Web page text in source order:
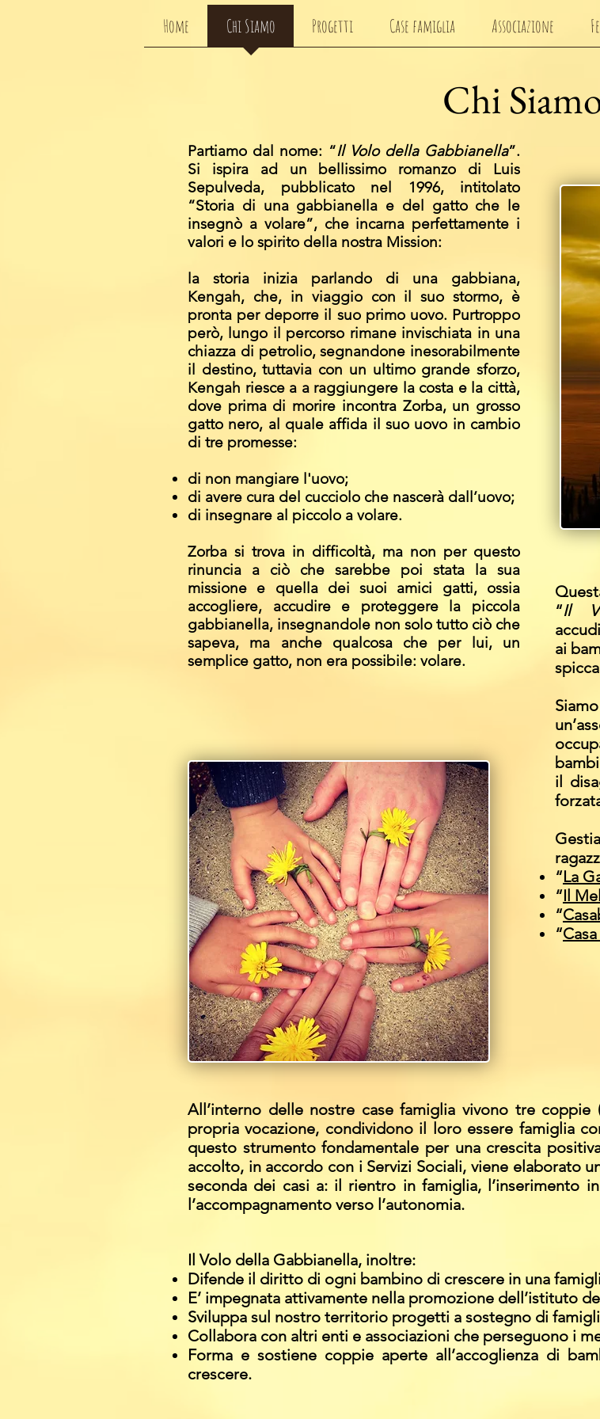
Home Chi Siamo Progetti Case famiglia Associazione
Chi
Partiamo dal nome: “Il Volo della Gabbianella”.
Si ispira ad un bellissimo romanzo di Luis
Sepulveda, pubblicato nel 1996, intitolato
“Storia di una gabbianella e del gatto che le
insegnò a volare”, che incarna perfettamente i
valori e lo spirito della nostra Mission:
la storia inizia parlando di una gabbiana,
Kengah, che, in viaggio con il suo stormo, è
pronta per deporre il suo primo uovo. Purtroppo
però, lungo il percorso rimane invischiata in una
chiazza di petrolio, segnandone inesorabilmente
il destino, tuttavia con un ultimo grande sforzo,
Kengah riesce a a raggiungere la costa e la città,
dove prima di morire incontra Zorba, un grosso
gatto nero, al quale affida il suo uovo in cambio
di tre promesse:
di non mangiare l'uovo;
di avere cura del cucciolo che nascerà dall’uovo;
di insegnare al piccolo a volare.
Zorba si trova in difficoltà, ma non per questo
rinuncia a ciò che sarebbe poi stata la sua
missione e quella dei suoi amici gatti, ossia
accogliere, accudire e proteggere la piccola
gabbianella, insegnandole non solo tutto ciò che
sapeva, ma anche qualcosa che per lui, un
semplice gatto, non era possibile: volare.
“Il
ai
il
“La
“Il
“
“
All’interno delle nostre case famiglia vivono tre
propria vocazione, condividono il loro essere famiglia
questo strumento fondamentale per una crescita
accolto, in accordo con i Servizi Sociali, viene elaborato
seconda dei casi a: il rientro in famiglia, l’inserimento
l’accompagnamento verso l’autonomia.
Il Volo della Gabbianella, inoltre:
Difende il diritto di ogni bambino di crescere in una
E’ impegnata attivamente nella promozione dell’istituto
Sviluppa sul nostro territorio progetti a sostegno di
Collabora con altri enti e associazioni che perseguono i
Forma e sostiene coppie aperte all’accoglienza di
crescere.